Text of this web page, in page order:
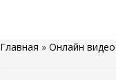
Главная » Онлайн видео